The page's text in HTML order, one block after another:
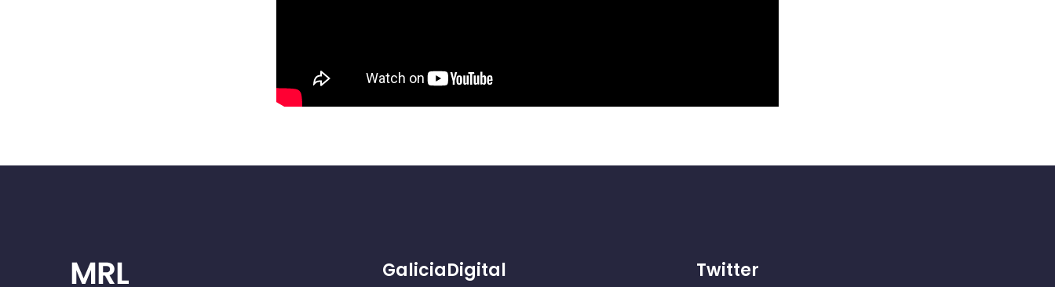
GaliciaDigital Twitter